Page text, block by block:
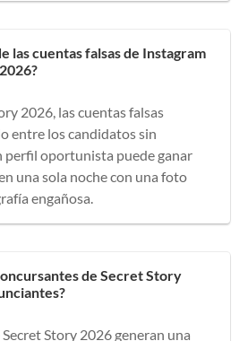
las cuentas falsas de Instagram
2026, las cuentas falsas
entre los candidatos sin
perfil oportunista puede ganar
una sola noche con una foto
engañosa.
de Secret Story
Story 2026 generan una